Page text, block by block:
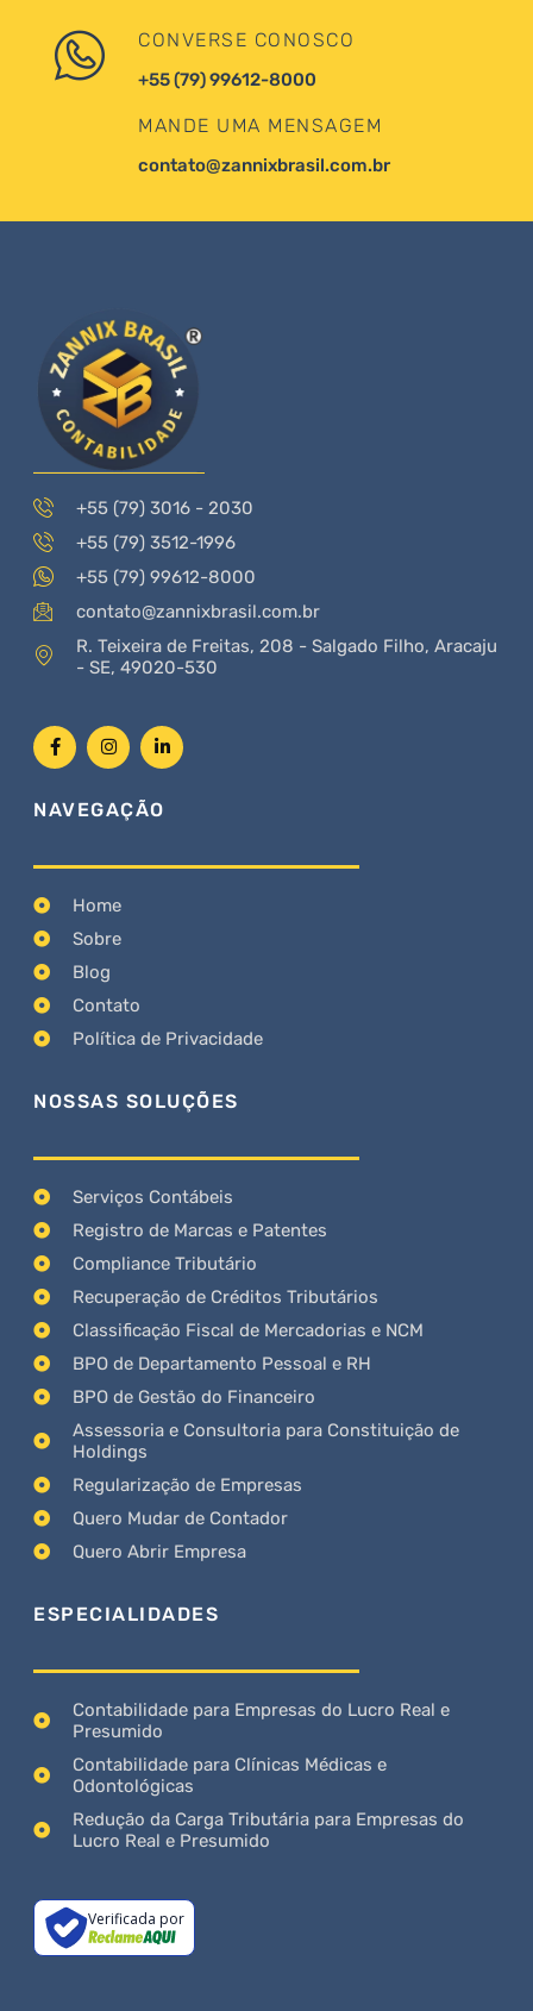
CONVERSE CONOSCO
+55 (79) 99612-8000
MANDE UMA MENSAGEM
contato@zannixbrasil.com.br
+55 (79) 3016 - 2030
+55 (79) 3512-1996
+55 (79) 99612-8000
contato@zannixbrasil.com.br
R. Teixeira de Freitas, 208 - Salgado Filho, Aracaju
- SE, 49020-530
NAVEGAÇÃO
Home
Sobre
Blog
Contato
Política de Privacidade
NOSSAS SOLUÇÕES
Serviços Contábeis
Registro de Marcas e Patentes
Compliance Tributário
Recuperação de Créditos Tributários
Classificação Fiscal de Mercadorias e NCM
BPO de Departamento Pessoal e RH
BPO de Gestão do Financeiro
Assessoria e Consultoria para Constituição de
Holdings
Regularização de Empresas
Quero Mudar de Contador
Quero Abrir Empresa
ESPECIALIDADES
Contabilidade para Empresas do Lucro Real e
Presumido
Contabilidade para Clínicas Médicas e
Odontológicas
Redução da Carga Tributária para Empresas do
Lucro Real e Presumido
Verificada por